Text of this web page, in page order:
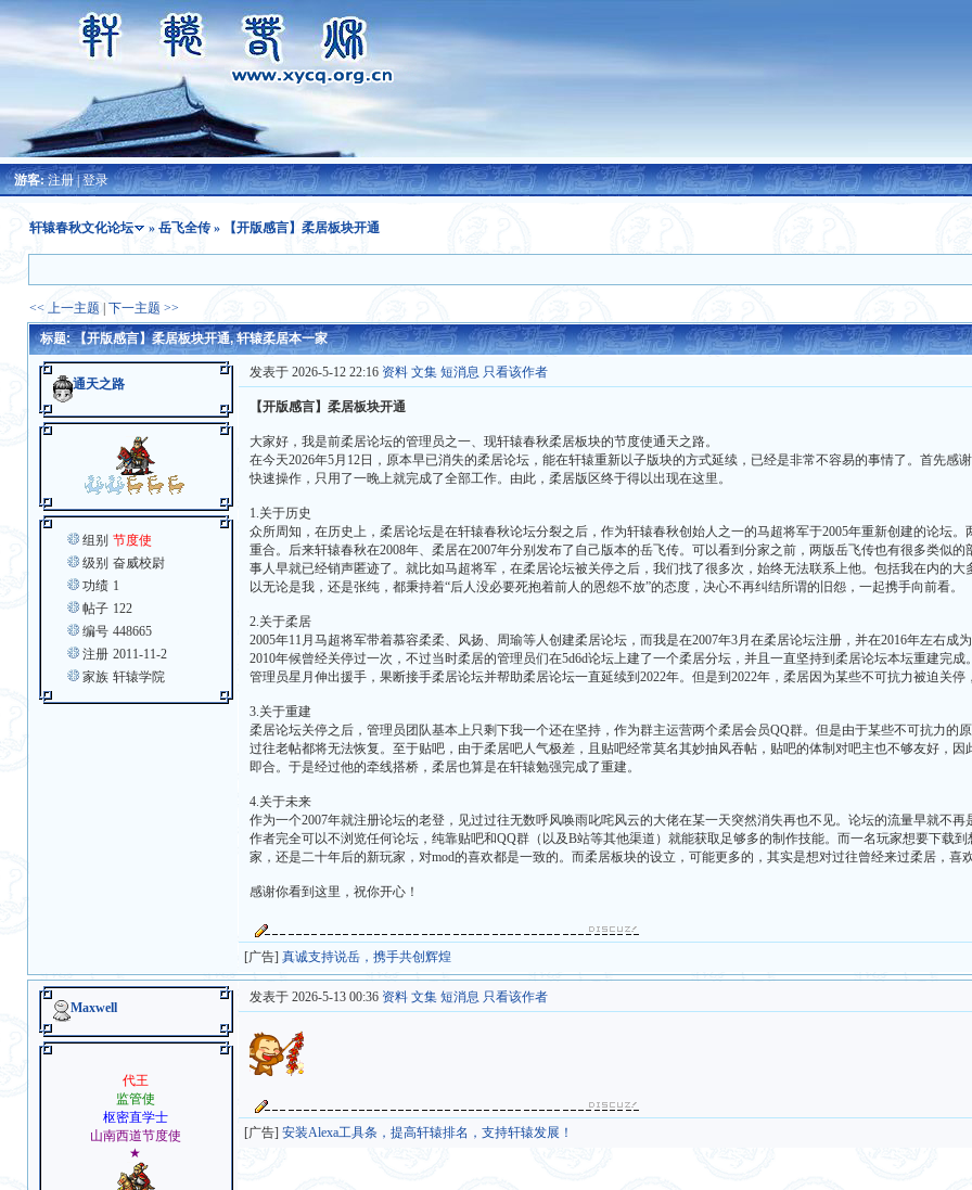
游客:注册|登录
轩辕春秋文化论坛 » 岳飞全传» 【开版感言】柔居板块开通
<< 上一主题
下一主题 >>
标题: 【开版感言】柔居板块开通, 轩辕柔居本一家
通天之路
组别 节度使
级别 奋威校尉
功绩 1
帖子 122
编号 448665
注册 2011-11-2
家族 轩辕学院
发表于 2026-5-12 22:16 资料 文集 短消息 只看该作者
【开版感言】柔居板块开通
大家好，我是前柔居论坛的管理员之一、现轩辕春秋柔居板块的节度使通天之路。
在今天2026年5月12日，原本早已消失的柔居论坛，能在轩辕重新以子版块的方式延续，已经是非常不容易的事情了。首先
快速操作，只用了一晚上就完成了全部工作。由此，柔居版区终于得以出现在这里。
1.关于历史
众所周知，在历史上，柔居论坛是在轩辕春秋论坛分裂之后，作为轩辕春秋创始人之一的马超将军于2005年重新创建的论坛
重合。后来轩辕春秋在2008年、柔居在2007年分别发布了自己版本的岳飞传。可以看到分家之前，两版岳飞传也有很多类似
事人早就已经销声匿迹了。就比如马超将军，在柔居论坛被关停之后，我们找了很多次，始终无法联系上他。包括我在内的
以无论是我，还是张纯，都秉持着“后人没必要死抱着前人的恩怨不放”的态度，决心不再纠结所谓的旧怨，一起携手向前看。
2.关于柔居
2005年11月马超将军带着慕容柔柔、风扬、周瑜等人创建柔居论坛，而我是在2007年3月在柔居论坛注册，并在2016年左右
2010年候曾经关停过一次，不过当时柔居的管理员们在5d6d论坛上建了一个柔居分坛，并且一直坚持到柔居论坛本坛重建完
管理员星月伸出援手，果断接手柔居论坛并帮助柔居论坛一直延续到2022年。但是到2022年，柔居因为某些不可抗力被迫关
3.关于重建
柔居论坛关停之后，管理员团队基本上只剩下我一个还在坚持，作为群主运营两个柔居会员QQ群。但是由于某些不可抗力
过往老帖都将无法恢复。至于贴吧，由于柔居吧人气极差，且贴吧经常莫名其妙抽风吞帖，贴吧的体制对吧主也不够友好，
即合。于是经过他的牵线搭桥，柔居也算是在轩辕勉强完成了重建。
4.关于未来
作为一个2007年就注册论坛的老登，见过过往无数呼风唤雨叱咤风云的大佬在某一天突然消失再也不见。论坛的流量早就不
作者完全可以不浏览任何论坛，纯靠贴吧和QQ群（以及B站等其他渠道）就能获取足够多的制作技能。而一名玩家想要下载
家，还是二十年后的新玩家，对mod的喜欢都是一致的。而柔居板块的设立，可能更多的，其实是想对过往曾经来过柔居，喜
感谢你看到这里，祝你开心！
[广告] 真诚支持说岳，携手共创辉煌
Maxwell
代王
监管使
枢密直学士
山南西道节度使
★
发表于 2026-5-13 00:36 资料 文集 短消息 只看该作者
[广告] 安装Alexa工具条，提高轩辕排名，支持轩辕发展！